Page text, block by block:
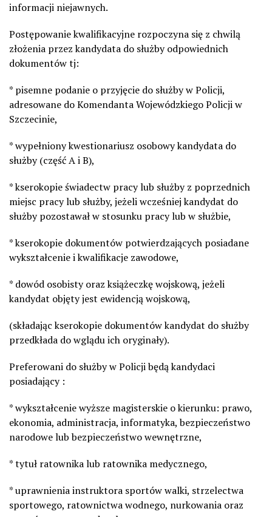
informacji niejawnych.
Postępowanie kwalifikacyjne rozpoczyna się z chwilą
złożenia przez kandydata do służby odpowiednich
dokumentów tj:
* pisemne podanie o przyjęcie do służby w Policji,
adresowane do Komendanta Wojewódzkiego Policji w
Szczecinie,
* wypełniony kwestionariusz osobowy kandydata do
służby (część A i B),
* kserokopie świadectw pracy lub służby z poprzednich
miejsc pracy lub służby, jeżeli wcześniej kandydat do
służby pozostawał w stosunku pracy lub w służbie,
* kserokopie dokumentów potwierdzających posiadane
wykształcenie i kwalifikacje zawodowe,
* dowód osobisty oraz książeczkę wojskową, jeżeli
kandydat objęty jest ewidencją wojskową,
(składając kserokopie dokumentów kandydat do służby
przedkłada do wglądu ich oryginały).
Preferowani do służby w Policji będą kandydaci
posiadający :
* wykształcenie wyższe magisterskie o kierunku: prawo,
ekonomia, administracja, informatyka, bezpieczeństwo
narodowe lub bezpieczeństwo wewnętrzne,
* tytuł ratownika lub ratownika medycznego,
* uprawnienia instruktora sportów walki, strzelectwa
sportowego, ratownictwa wodnego, nurkowania oraz